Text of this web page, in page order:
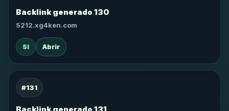
Backlink generado 130
5212.xg4ken.com
SI Abrir
#131